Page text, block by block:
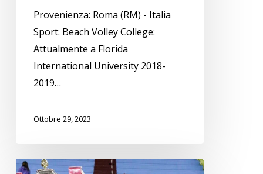
Provenienza: Roma (RM) - Italia
Sport: Beach Volley College:
Attualmente a Florida
International University 2018-
2019…
Ottobre 29, 2023
Michela